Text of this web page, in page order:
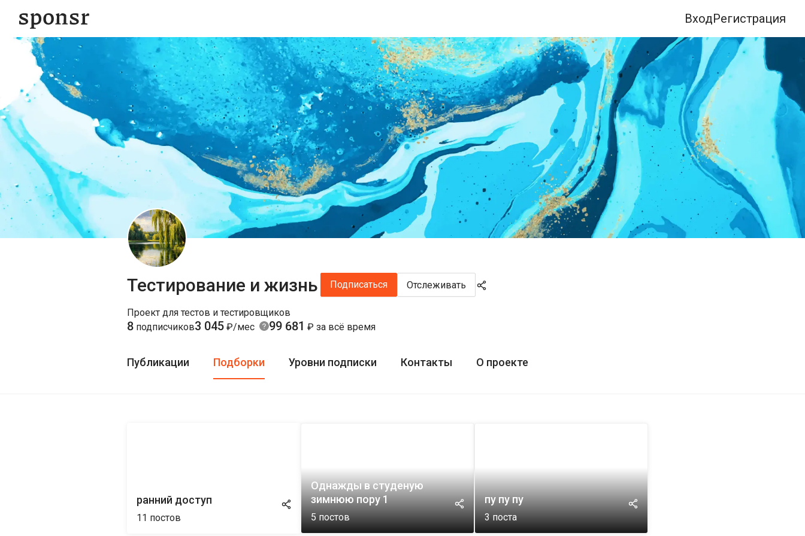
ВходРегистрация
Тестирование и жизнь Подписаться Отслеживать
Проект для тестов и тестировщиков
8 подписчиков3 045 ₽/мес 99 681 ₽ за всё время
Публикации Подборки Уровни подписки Контакты О проекте
ранний доступ
11 постов
Однажды в студеную
зимнюю пору 1
5 постов
пу пу пу
3 поста